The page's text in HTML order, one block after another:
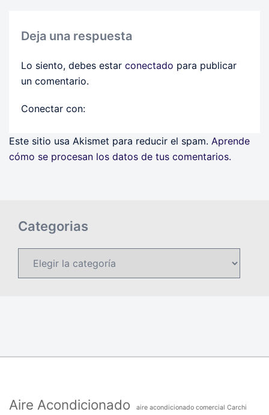
Deja una respuesta
Lo siento, debes estar conectado para publicar
un comentario.
Conectar con:
Este sitio usa Akismet para reducir el spam. Aprende
cómo se procesan los datos de tus comentarios.
Categorias
Aire Acondicionado aire acondicionado comercial Carchi